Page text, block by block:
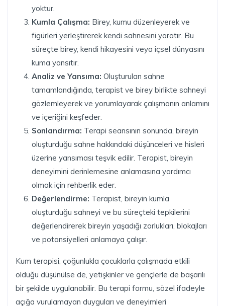
yoktur.
Kumla Çalışma: Birey, kumu düzenleyerek ve
figürleri yerleştirerek kendi sahnesini yaratır. Bu
süreçte birey, kendi hikayesini veya içsel dünyasını
kuma yansıtır.
Analiz ve Yansıma: Oluşturulan sahne
tamamlandığında, terapist ve birey birlikte sahneyi
gözlemleyerek ve yorumlayarak çalışmanın anlamını
ve içeriğini keşfeder.
Sonlandırma: Terapi seansının sonunda, bireyin
oluşturduğu sahne hakkındaki düşünceleri ve hisleri
üzerine yansıması teşvik edilir. Terapist, bireyin
deneyimini derinlemesine anlamasına yardımcı
olmak için rehberlik eder.
Değerlendirme: Terapist, bireyin kumla
oluşturduğu sahneyi ve bu süreçteki tepkilerini
değerlendirerek bireyin yaşadığı zorlukları, blokajları
ve potansiyelleri anlamaya çalışır.
Kum terapisi, çoğunlukla çocuklarla çalışmada etkili
olduğu düşünülse de, yetişkinler ve gençlerle de başarılı
bir şekilde uygulanabilir. Bu terapi formu, sözel ifadeyle
açığa vurulamayan duyguları ve deneyimleri